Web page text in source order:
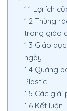
1.1 Lợi ích
1.2 Thùng
trong giáo
1.3 Giáo
ngày
1.4Quảng
Plastic
1.5 Các giải
1.6Kết luận